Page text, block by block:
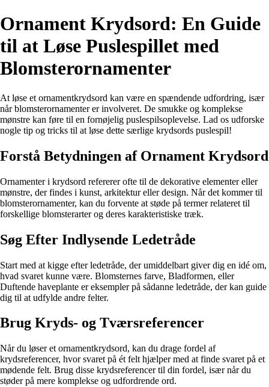
Ornament Krydsord: En Guide
til at Løse Puslespillet med
Blomsterornamenter
At løse et ornamentkrydsord kan være en spændende udfordring, især
når blomsterornamenter er involveret. De smukke og komplekse
mønstre kan føre til en fornøjelig puslespilsoplevelse. Lad os udforske
nogle tip og tricks til at løse dette særlige krydsords puslespil!
Forstå Betydningen af Ornament Krydsord
Ornamenter i krydsord refererer ofte til de dekorative elementer eller
mønstre, der findes i kunst, arkitektur eller design. Når det kommer til
blomsterornamenter, kan du forvente at støde på termer relateret til
forskellige blomsterarter og deres karakteristiske træk.
Søg Efter Indlysende Ledetråde
Start med at kigge efter ledetråde, der umiddelbart giver dig en idé om,
hvad svaret kunne være. Blomsternes farve, Bladformen, eller
Duftende haveplante er eksempler på sådanne ledetråde, der kan guide
dig til at udfylde andre felter.
Brug Kryds- og Tværsreferencer
Når du løser et ornamentkrydsord, kan du drage fordel af
krydsreferencer, hvor svaret på ét felt hjælper med at finde svaret på et
mødende felt. Brug disse krydsreferencer til din fordel, især når du
støder på mere komplekse og udfordrende ord.